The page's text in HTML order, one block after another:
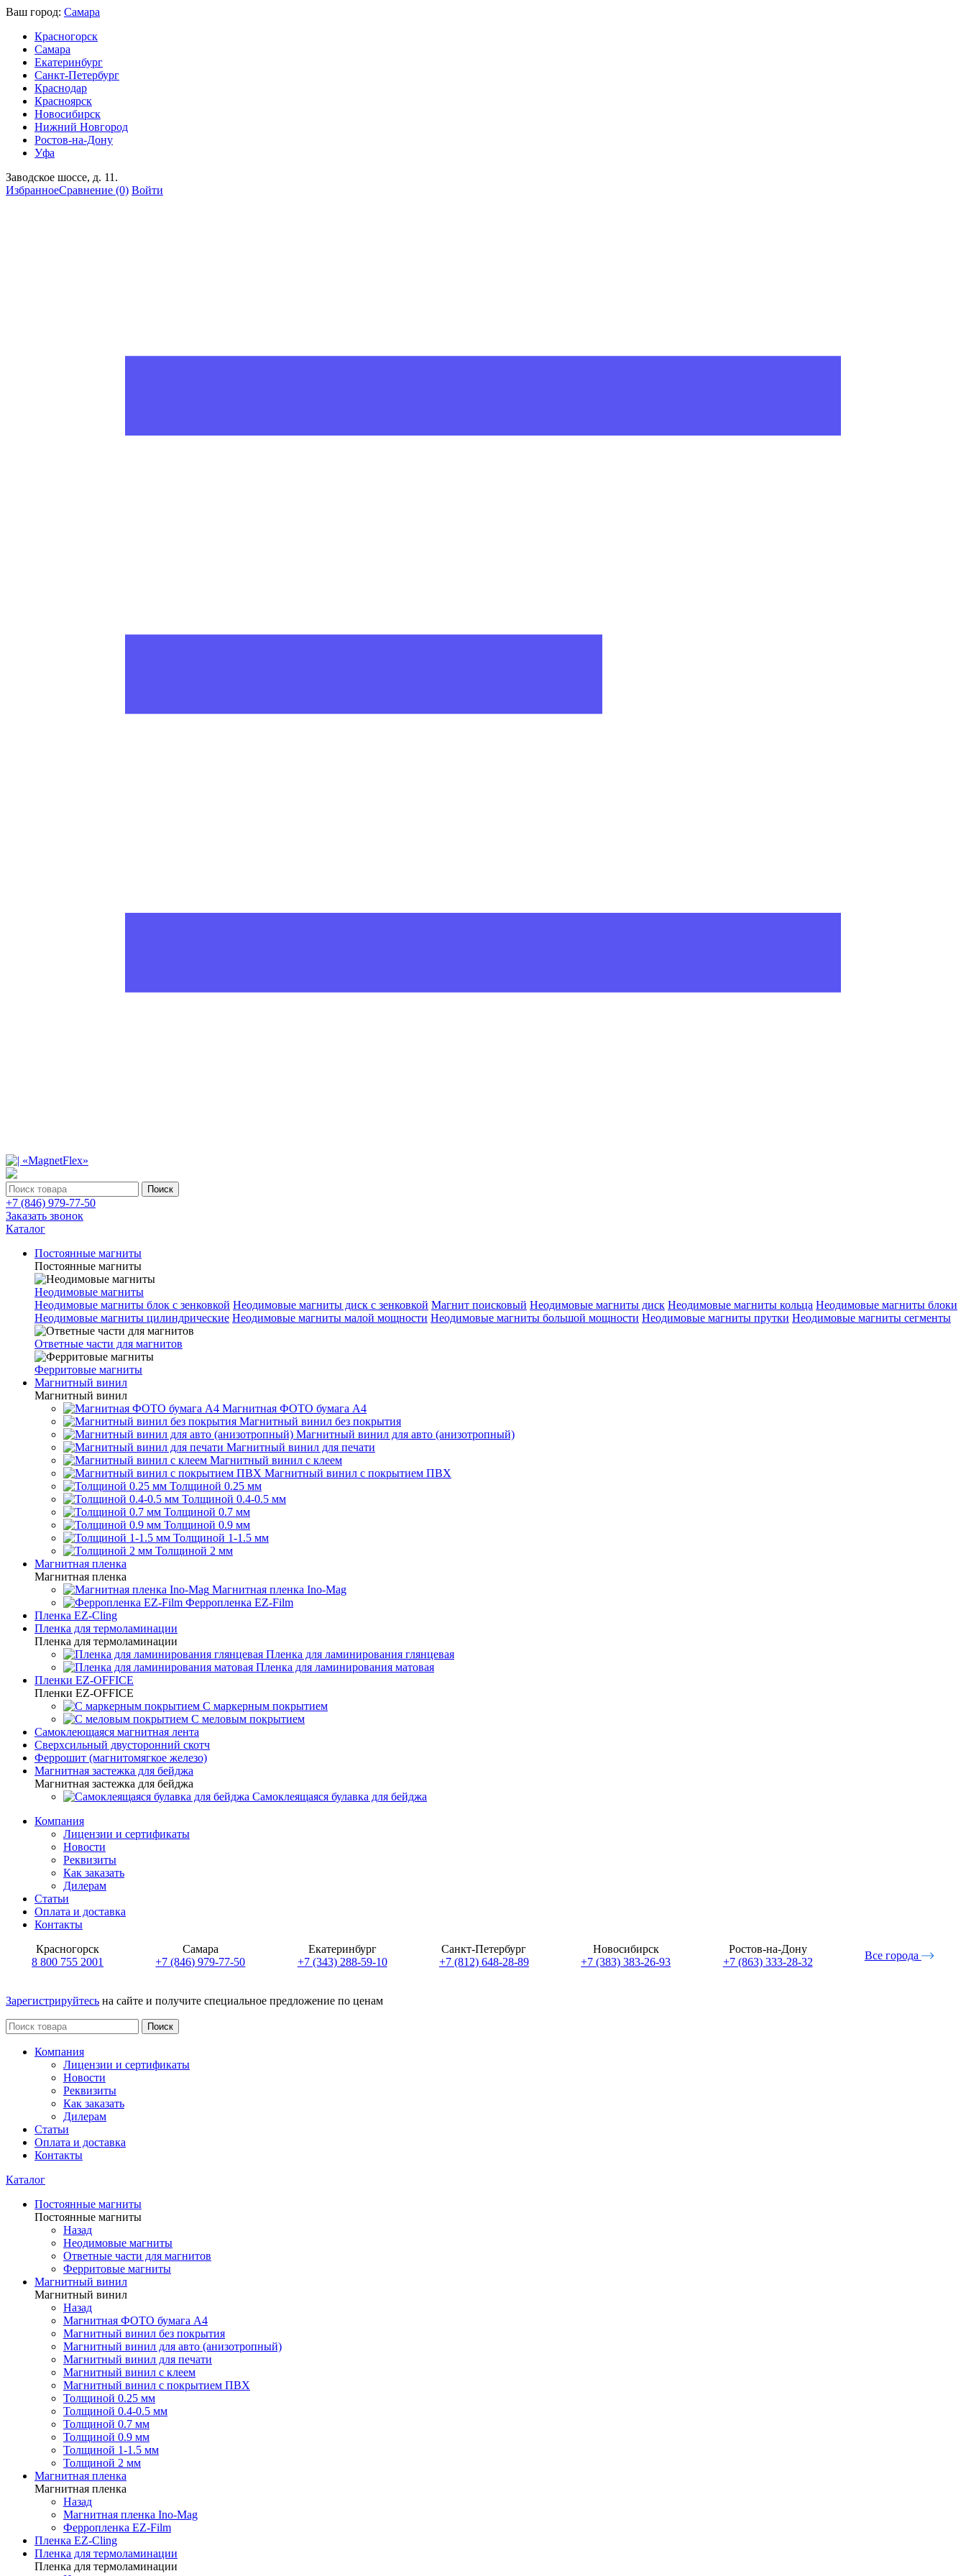
Ваш город: Самара
Красногорск
Самара
Екатеринбург
Санкт-Петербург
Краснодар
Красноярск
Новосибирск
Нижний Новгород
Ростов-на-Дону
Уфа
Заводское шоссе, д. 11.
ИзбранноеСравнение (0) Войти
Поиск
+7 (846) 979-77-50
Заказать звонок
Каталог
Постоянные магниты
Постоянные магниты
Неодимовые магниты
Неодимовые магниты блок с зенковкой Неодимовые магниты диск с зенковкой Магнит поисковый Неодимовые магниты диск Неодимовые магниты кольца Неодимовые магниты блоки
Неодимовые магниты цилиндрические Неодимовые магниты малой мощности Неодимовые магниты большой мощности Неодимовые магниты прутки Неодимовые магниты сегменты
Ответные части для магнитов
Ферритовые магниты
Магнитный винил
Магнитный винил
Магнитная ФОТО бумага А4
Магнитный винил без покрытия
Магнитный винил для авто (анизотропный)
Магнитный винил для печати
Магнитный винил с клеем
Магнитный винил с покрытием ПВХ
Толщиной 0.25 мм
Толщиной 0.4-0.5 мм
Толщиной 0.7 мм
Толщиной 0.9 мм
Толщиной 1-1.5 мм
Толщиной 2 мм
Магнитная пленка
Магнитная пленка
Магнитная пленка Ino-Mag
Ферропленка EZ-Film
Пленка EZ-Cling
Пленка для термоламинации
Пленка для термоламинации
Пленка для ламинирования глянцевая
Пленка для ламинирования матовая
Пленки EZ-OFFICE
Пленки EZ-OFFICE
С маркерным покрытием
С меловым покрытием
Самоклеющаяся магнитная лента
Сверхсильный двусторонний скотч
Феррошит (магнитомягкое железо)
Магнитная застежка для бейджа
Магнитная застежка для бейджа
Самоклеящаяся булавка для бейджа
Компания
Лицензии и сертификаты
Новости
Реквизиты
Как заказать
Дилерам
Статьи
Оплата и доставка
Контакты
Красногорск
8 800 755 2001
Самара
+7 (846) 979-77-50
Екатеринбург
+7 (343) 288-59-10
Санкт-Петербург
+7 (812) 648-28-89
Новосибирск
+7 (383) 383-26-93
Ростов-на-Дону
+7 (863) 333-28-32
Все города
Зарегистрируйтесь на сайте и получите специальное предложение по ценам
Поиск
Компания
Лицензии и сертификаты
Новости
Реквизиты
Как заказать
Дилерам
Статьи
Оплата и доставка
Контакты
Каталог
Постоянные магниты
Постоянные магниты
Назад
Неодимовые магниты
Ответные части для магнитов
Ферритовые магниты
Магнитный винил
Магнитный винил
Назад
Магнитная ФОТО бумага А4
Магнитный винил без покрытия
Магнитный винил для авто (анизотропный)
Магнитный винил для печати
Магнитный винил с клеем
Магнитный винил с покрытием ПВХ
Толщиной 0.25 мм
Толщиной 0.4-0.5 мм
Толщиной 0.7 мм
Толщиной 0.9 мм
Толщиной 1-1.5 мм
Толщиной 2 мм
Магнитная пленка
Магнитная пленка
Назад
Магнитная пленка Ino-Mag
Ферропленка EZ-Film
Пленка EZ-Cling
Пленка для термоламинации
Пленка для термоламинации